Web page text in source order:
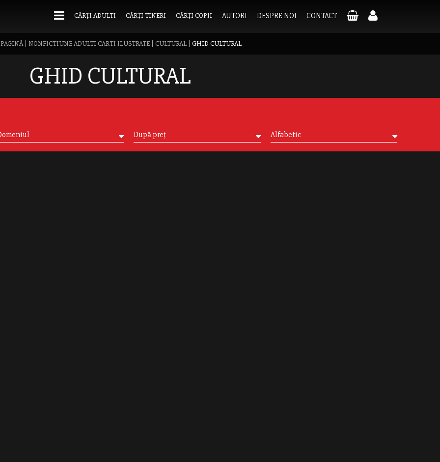
CĂRȚI ADULTI CĂRȚI TINERI CĂRȚI COPII AUTORI DESPRE NOI CONTACT
| NONFICTIUNE ADULTI CARTI ILUSTRATE| CULTURAL| GHID CULTURAL
GHID CULTURAL
După preț Alfabetic